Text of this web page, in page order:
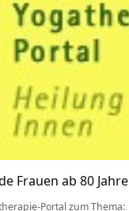
Frauen ab 80 Jahre
Portal zum Thema: